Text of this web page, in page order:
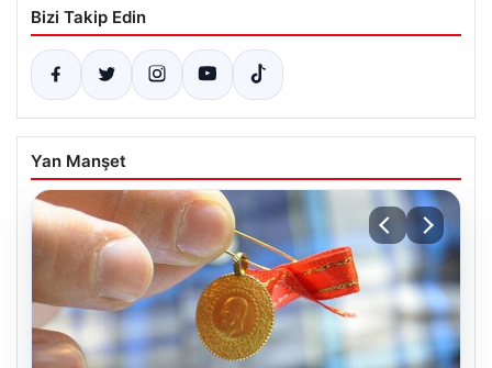
Bizi Takip Edin
Yan Manşet